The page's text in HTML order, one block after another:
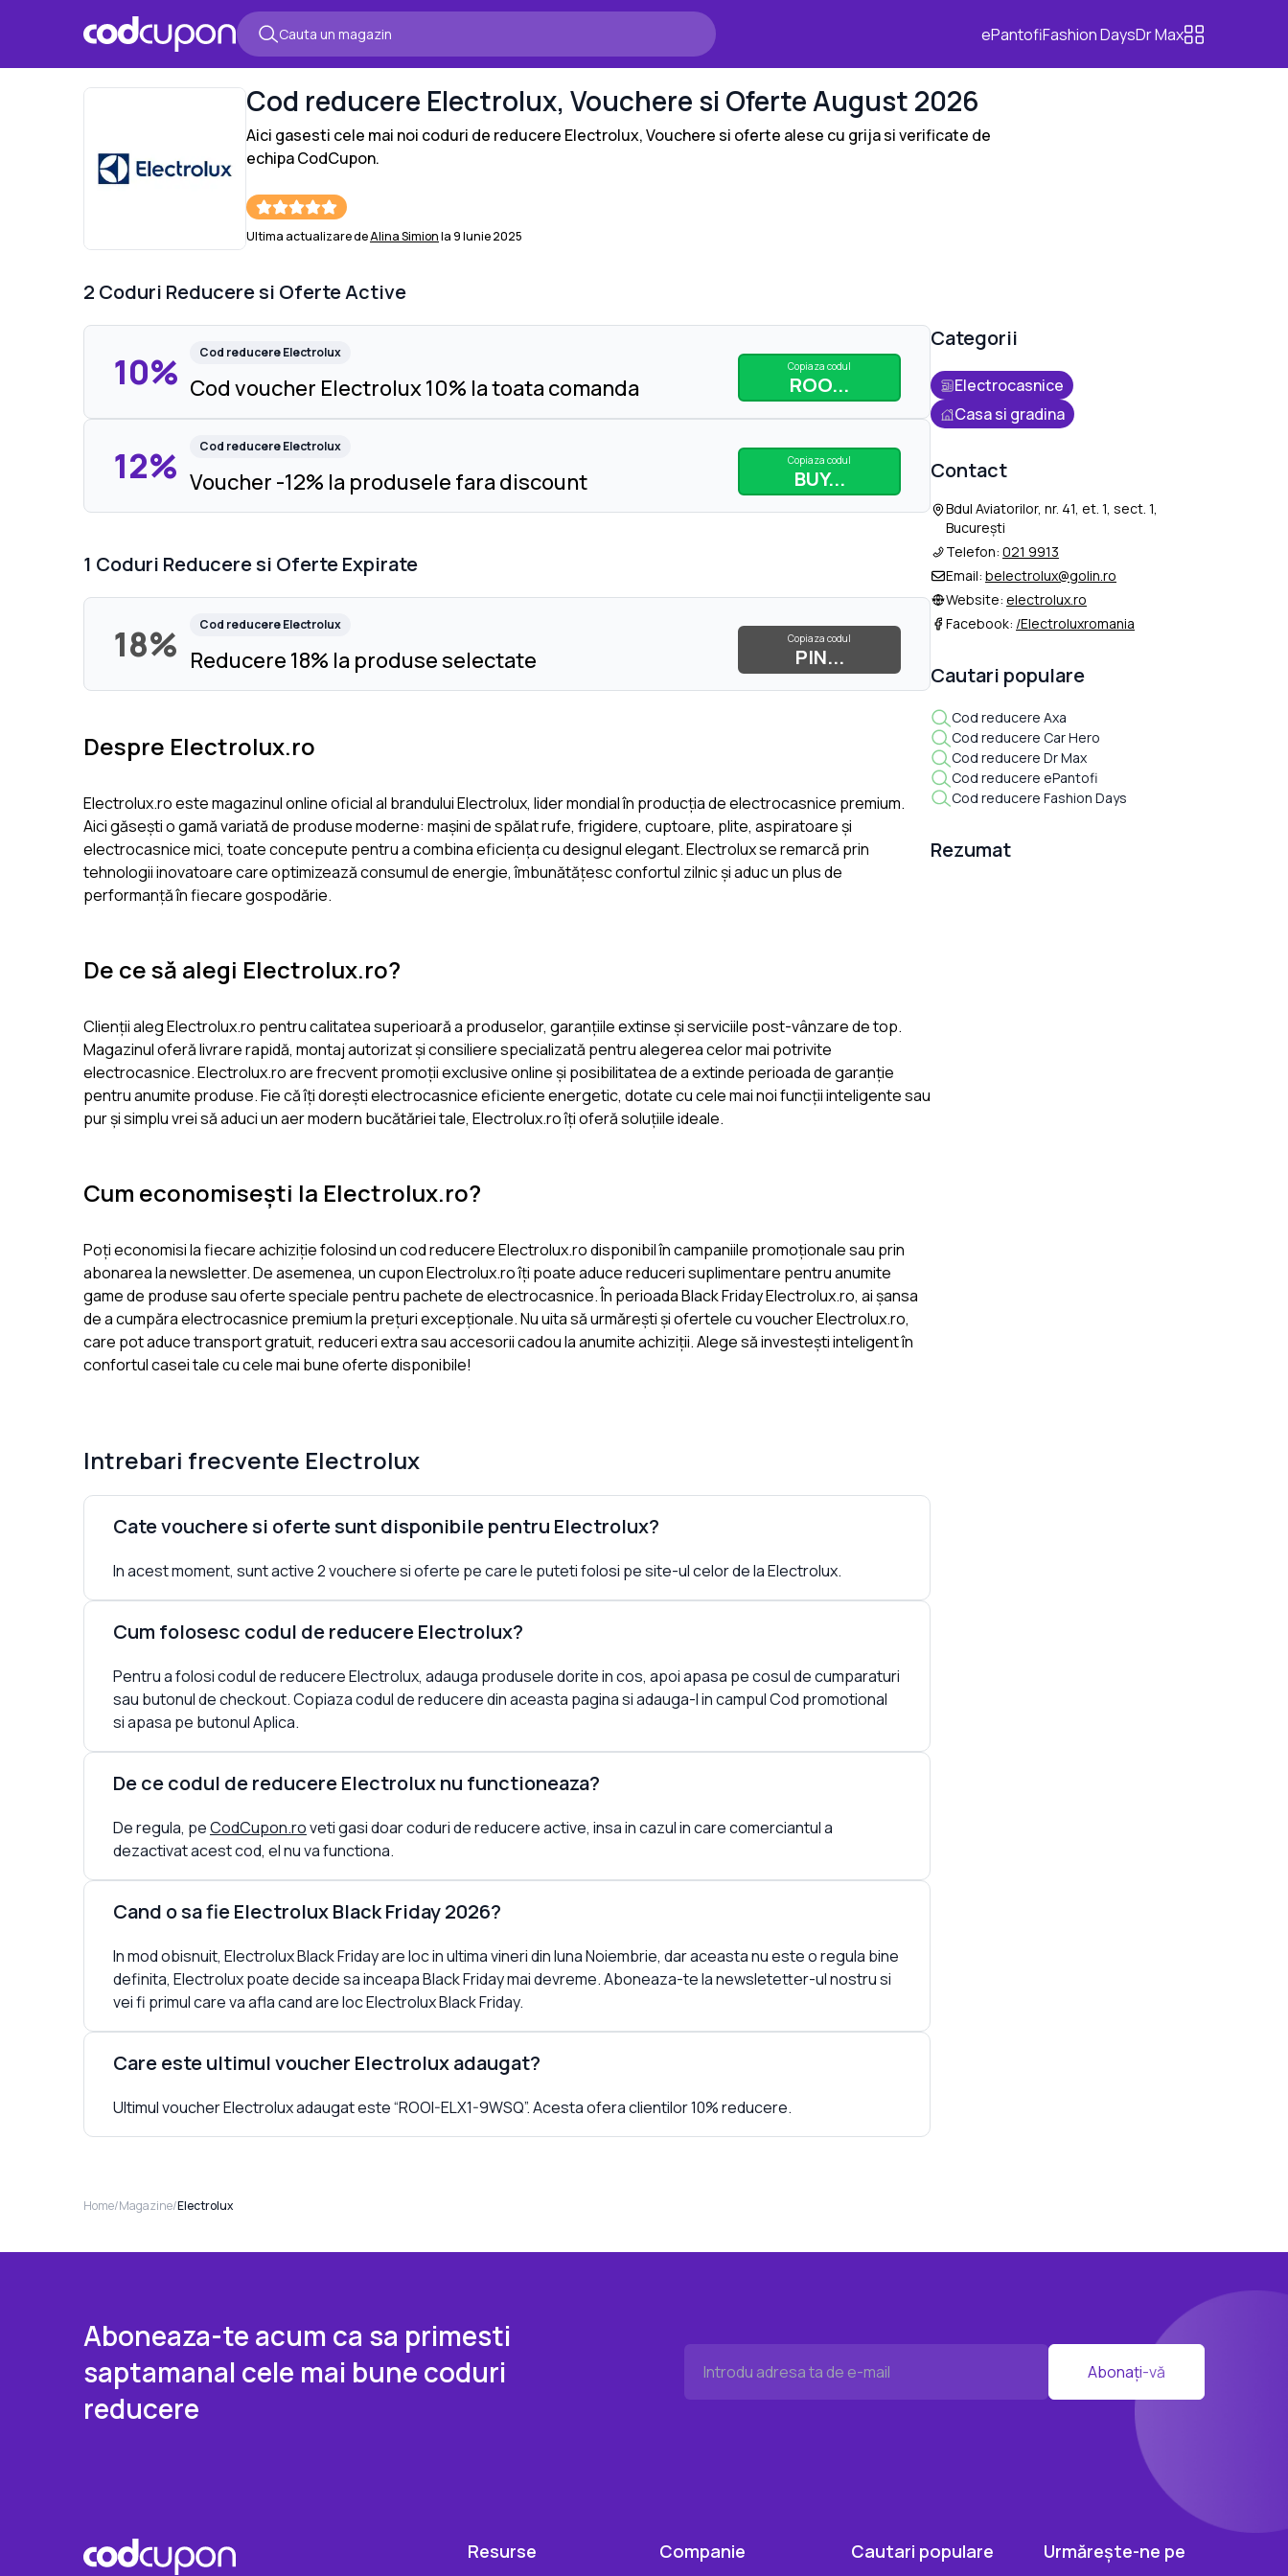
ePantofiFashion DaysDr Max
Cod reducere Electrolux, Vouchere si OferteAugust 2026
Aici gasesti cele mai noi coduri de reducere Electrolux, Vouchere si oferte alese cu grija si verificate de
echipa CodCupon.
Ultima actualizare deAlina Simionla9 Iunie 2025
2 Coduri Reducere si Oferte Active
10% Cod reducereElectrolux
Cod voucher Electrolux 10% la toata comanda
Copiaza codul
ROO...
12% Cod reducereElectrolux
Voucher -12% la produsele fara discount
Copiaza codul
BUY...
1 Coduri Reducere si Oferte Expirate
18% Cod reducereElectrolux
Reducere 18% la produse selectate
Copiaza codul
PIN...
Despre Electrolux.ro
Electrolux.ro este magazinul online oficial al brandului Electrolux, lider mondial în producția de electrocasnice premium.
Aici găsești o gamă variată de produse moderne: mașini de spălat rufe, frigidere, cuptoare, plite, aspiratoare și
electrocasnice mici, toate concepute pentru a combina eficiența cu designul elegant. Electrolux se remarcă prin
tehnologii inovatoare care optimizează consumul de energie, îmbunătățesc confortul zilnic și aduc un plus de
performanță în fiecare gospodărie.
De ce să alegi Electrolux.ro?
Clienții aleg Electrolux.ro pentru calitatea superioară a produselor, garanțiile extinse și serviciile post-vânzare de top.
Magazinul oferă livrare rapidă, montaj autorizat și consiliere specializată pentru alegerea celor mai potrivite
electrocasnice. Electrolux.ro are frecvent promoții exclusive online și posibilitatea de a extinde perioada de garanție
pentru anumite produse. Fie că îți dorești electrocasnice eficiente energetic, dotate cu cele mai noi funcții inteligente sau
pur și simplu vrei să aduci un aer modern bucătăriei tale, Electrolux.ro îți oferă soluțiile ideale.
Cum economisești la Electrolux.ro?
Poți economisi la fiecare achiziție folosind un cod reducere Electrolux.ro disponibil în campaniile promoționale sau prin
abonarea la newsletter. De asemenea, un cupon Electrolux.ro îți poate aduce reduceri suplimentare pentru anumite
game de produse sau oferte speciale pentru pachete de electrocasnice. În perioada Black Friday Electrolux.ro, ai șansa
de a cumpăra electrocasnice premium la prețuri excepționale. Nu uita să urmărești și ofertele cu voucher Electrolux.ro,
care pot aduce transport gratuit, reduceri extra sau accesorii cadou la anumite achiziții. Alege să investești inteligent în
confortul casei tale cu cele mai bune oferte disponibile!
Intrebari frecvente Electrolux
Cate vouchere si oferte sunt disponibile pentru Electrolux?
In acest moment, sunt active 2 vouchere si oferte pe care le puteti folosi pe site-ul celor de la Electrolux.
Cum folosesc codul de reducere Electrolux?
Pentru a folosi codul de reducere Electrolux, adauga produsele dorite in cos, apoi apasa pe cosul de cumparaturi
sau butonul de checkout. Copiaza codul de reducere din aceasta pagina si adauga-l in campul Cod promotional
si apasa pe butonul Aplica.
De ce codul de reducere Electrolux nu functioneaza?
De regula, peCodCupon.roveti gasi doar coduri de reducere active, insa in cazul in care comerciantul a
dezactivat acest cod, el nu va functiona.
Cand o sa fie Electrolux Black Friday 2026?
In mod obisnuit, Electrolux Black Friday are loc in ultima vineri din luna Noiembrie, dar aceasta nu este o regula bine
definita, Electrolux poate decide sa inceapa Black Friday mai devreme. Aboneaza-te la newsletetter-ul nostru si
vei fi primul care va afla cand are loc Electrolux Black Friday.
Care este ultimul voucher Electrolux adaugat?
Ultimul voucher Electrolux adaugat este “ROOI-ELX1-9WSQ”. Acesta ofera clientilor 10% reducere.
Categorii
Electrocasnice
Casa si gradina
Contact
Bdul Aviatorilor, nr. 41, et. 1, sect. 1,
București
Telefon: 021 9913
Email: belectrolux@golin.ro
Website: electrolux.ro
Facebook: /Electroluxromania
Cautari populare
Cod reducere Axa
Cod reducere Car Hero
Cod reducere Dr Max
Cod reducere ePantofi
Cod reducere Fashion Days
Rezumat
Home/Magazine/Electrolux
Aboneaza-te acum ca sa primesti
saptamanal cele mai bune coduri
reducere
Abonați-vă
Resurse Companie Cautari populare Urmărește-ne pe